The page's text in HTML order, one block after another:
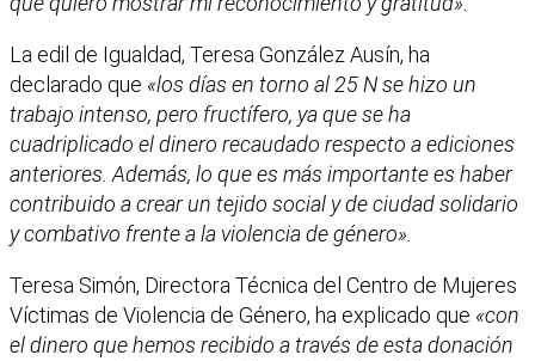
La edil de Igualdad, Teresa González Ausín, ha
declarado que «los días en torno al 25 N se hizo un
trabajo intenso, pero fructífero, ya que se ha
cuadriplicado el dinero recaudado respecto a ediciones
anteriores. Además, lo que es más importante es haber
contribuido a crear un tejido social y de ciudad solidario
y combativo frente a la violencia de género».
Teresa Simón, Directora Técnica del Centro de Mujeres
Víctimas de Violencia de Género, ha explicado que «con
el dinero que hemos recibido a través de esta donación